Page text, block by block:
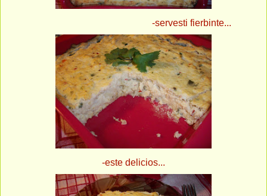
-servesti fierbinte...
-este delicios...